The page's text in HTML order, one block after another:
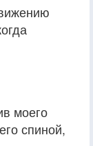
моего
спиной,